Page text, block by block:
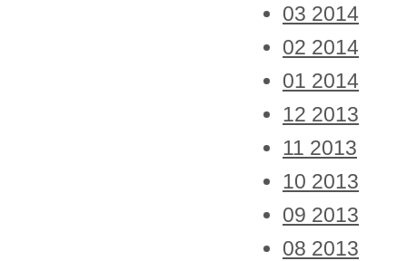
03 2014
02 2014
01 2014
12 2013
11 2013
10 2013
09 2013
08 2013